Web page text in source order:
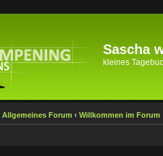
Sascha
kleines
Allgemeines Forum ‹ Willkommen im Forum